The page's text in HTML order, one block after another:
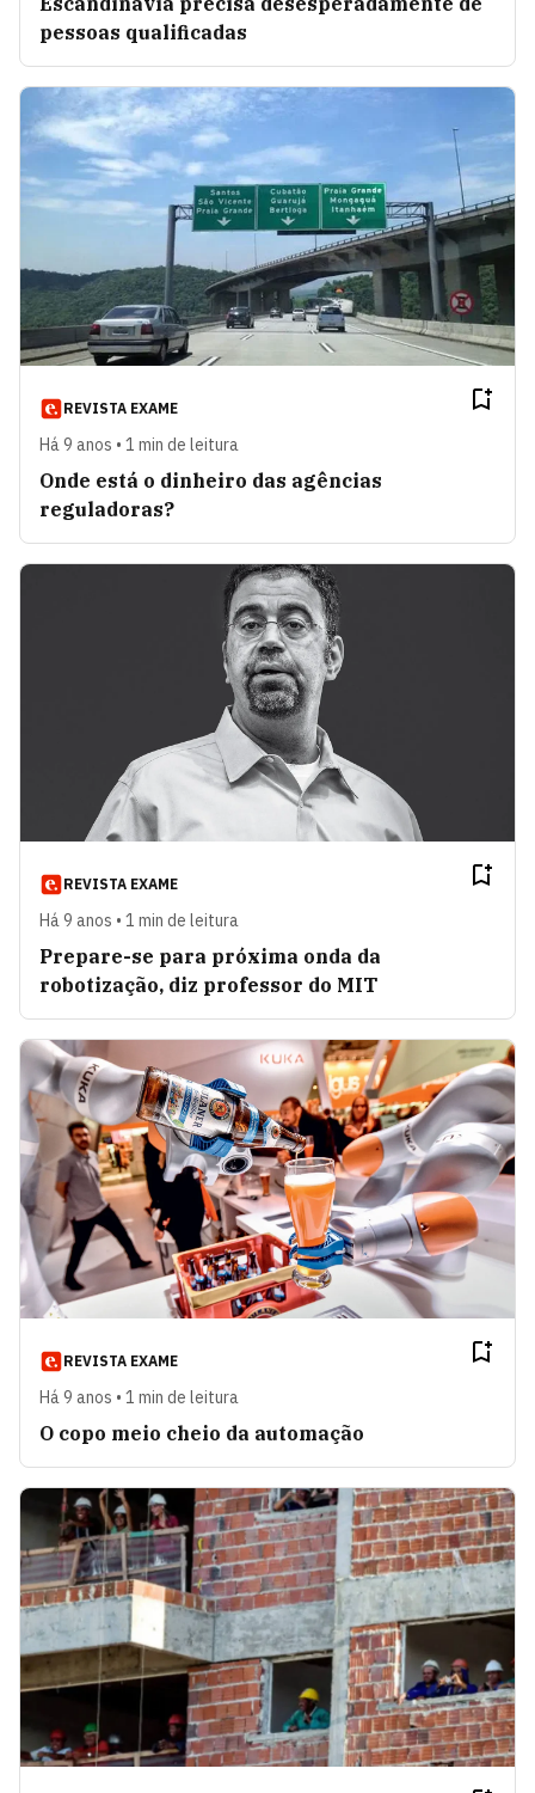
pessoas qualificadas
REVISTA EXAME
Há 9 anos • 1 min de leitura
Onde está o dinheiro das agências
reguladoras?
REVISTA EXAME
Há 9 anos • 1 min de leitura
Prepare-se para próxima onda da
robotização, diz professor do MIT
REVISTA EXAME
Há 9 anos • 1 min de leitura
O copo meio cheio da automação